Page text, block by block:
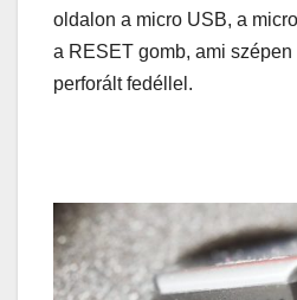
oldalon a micro USB, a
a RESET gomb, ami
perforált fedéllel.